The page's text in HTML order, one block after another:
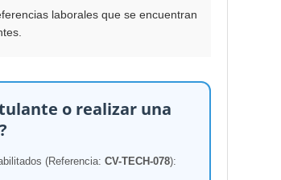
laborales que se encuentran
o realizar una
(Referencia:CV-TECH-078):